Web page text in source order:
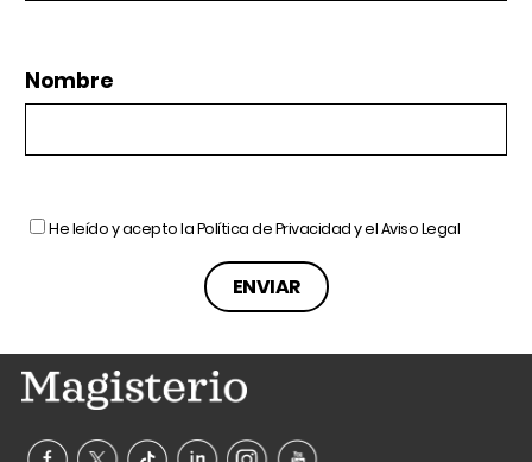
Nombre
He leído y acepto laPolítica de Privacidady elAviso Legal